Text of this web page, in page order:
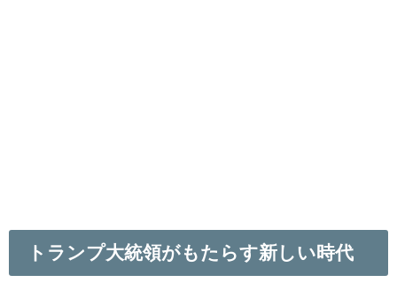
トランプ大統領がもたらす新しい時代